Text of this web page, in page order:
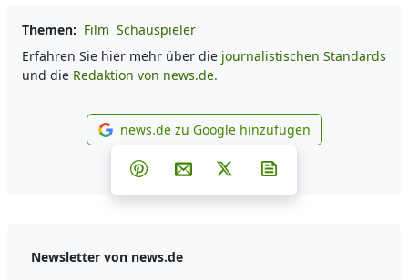
Themen: Film Schauspieler
Erfahren Sie hier mehr über die journalistischen Standards
und die Redaktion von news.de.
news.de zu Google
news.de zu Google hinzufügen
Teilen auf Facebook
Teilen auf Whatsapp
Teilen auf Telegram
Teilen auf Pinterest
Per E-Mail teilen
Post auf X
Newsletter von news.de